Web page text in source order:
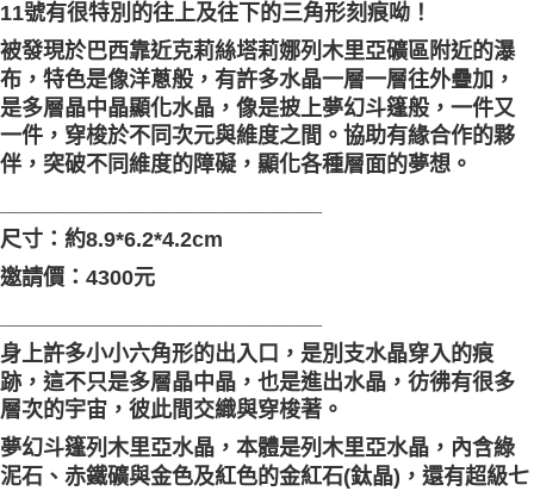
郵局幫你送（離島）
每筆NT$80，滿NT$3,000(含以上)免運費
付款後門市自取
免運費
11號有很特別的往上及往下的三角形刻痕呦！
被發現於巴西靠近克莉絲塔莉娜列木里亞礦區附近的瀑
布，特色是像洋蔥般，有許多水晶一層一層往外疊加，
是多層晶中晶顯化水晶，像是披上夢幻斗篷般，一件又
一件，穿梭於不同次元與維度之間。協助有緣合作的夥
伴，突破不同維度的障礙，顯化各種層面的夢想。
尺寸：約8.9*6.2*4.2cm
邀請價：4300元
身上許多小小六角形的出入口，是別支水晶穿入的痕
跡，這不只是多層晶中晶，也是進出水晶，彷彿有很多
層次的宇宙，彼此間交織與穿梭著。
夢幻斗篷列木里亞水晶，本體是列木里亞水晶，內含綠
泥石、赤鐵礦與金色及紅色的金紅石(鈦晶)，還有超級七